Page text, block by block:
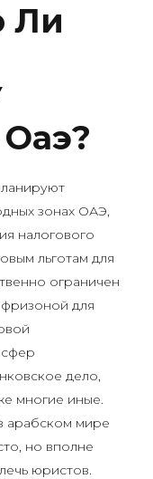
Ли
зонах ОАЭ,
налогового
льготам для
ограничен
фризоной для
дело,
многие иные.
арабском мире
но вполне
юристов.